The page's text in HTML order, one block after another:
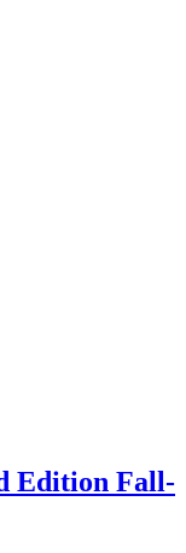
Edition Fall-